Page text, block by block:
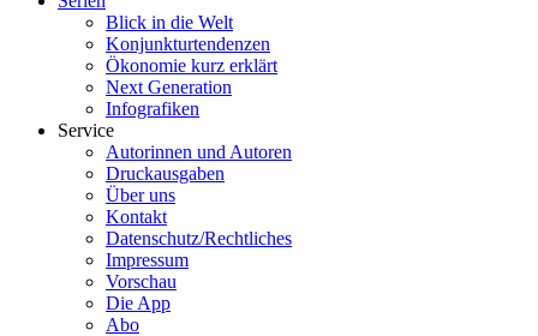
Blick in die Welt
Konjunkturtendenzen
Ökonomie kurz erklärt
Next Generation
Infografiken
Service
Autorinnen und Autoren
Druckausgaben
Über uns
Kontakt
Datenschutz/Rechtliches
Impressum
Vorschau
Die App
Abo